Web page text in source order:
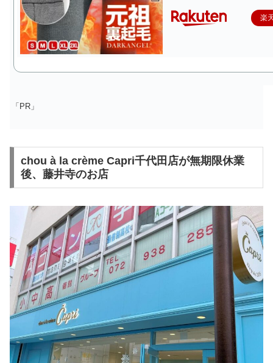
楽
「PR」
chou à la crème Capri千代田店が無期限休業
後、藤井寺のお店